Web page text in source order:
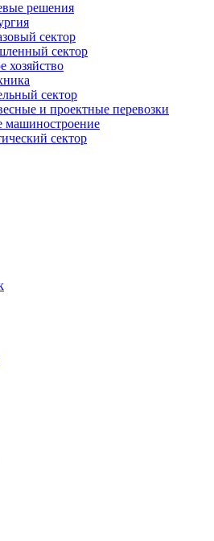
решения
сектор
сектор
хозяйство
сектор
и проектные перевозки
машиностроение
сектор